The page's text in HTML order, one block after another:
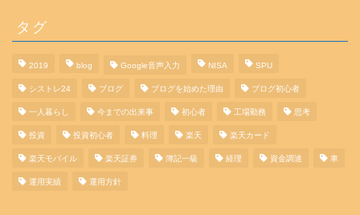
タグ
2019 blog Google音声入力 NISA SPU
シストレ24 ブログ ブログを始めた理由 ブログ初心者
一人暮らし 今までの出来事 初心者 工場勤務 思考
投資 投資初心者 料理 楽天 楽天カード
楽天モバイル 楽天証券 簿記一級 経理 資金調達 車
運用実績 運用方針